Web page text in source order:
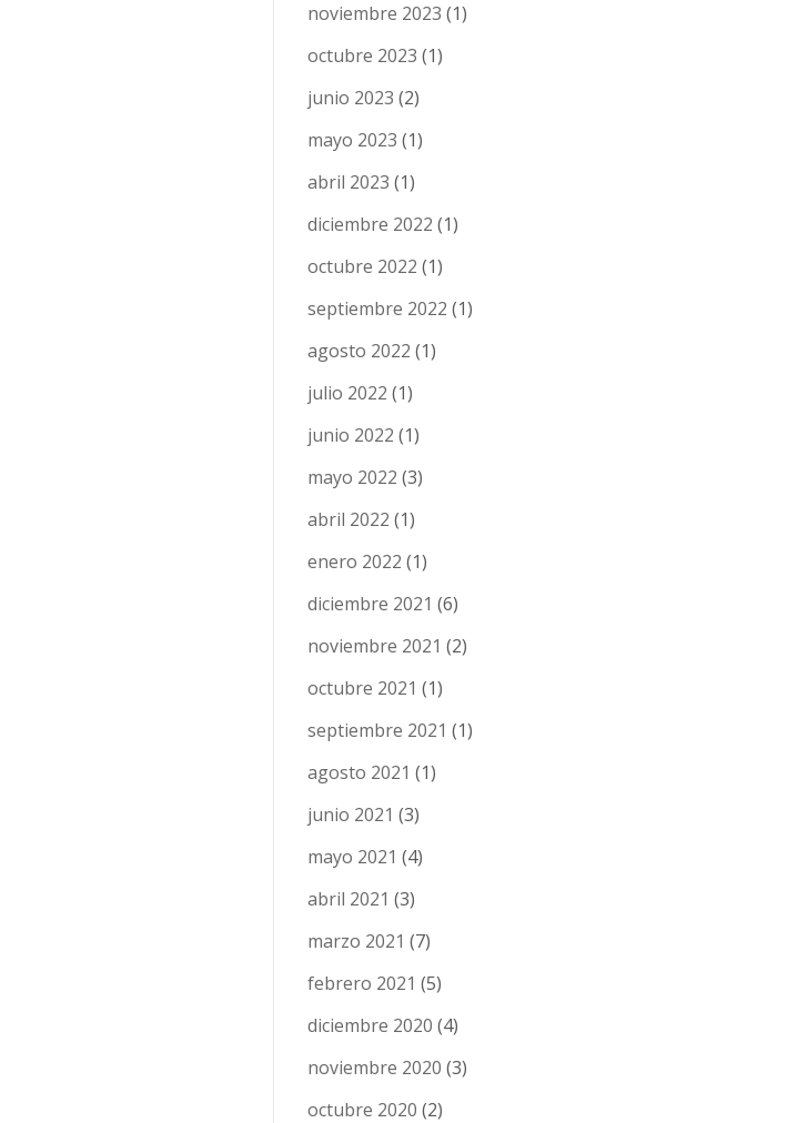
noviembre 2023 (1)
octubre 2023 (1)
junio 2023 (2)
mayo 2023 (1)
abril 2023 (1)
diciembre 2022 (1)
octubre 2022 (1)
septiembre 2022 (1)
agosto 2022 (1)
julio 2022 (1)
junio 2022 (1)
mayo 2022 (3)
abril 2022 (1)
enero 2022 (1)
diciembre 2021 (6)
noviembre 2021 (2)
octubre 2021 (1)
septiembre 2021 (1)
agosto 2021 (1)
junio 2021 (3)
mayo 2021 (4)
abril 2021 (3)
marzo 2021 (7)
febrero 2021 (5)
diciembre 2020 (4)
noviembre 2020 (3)
octubre 2020 (2)